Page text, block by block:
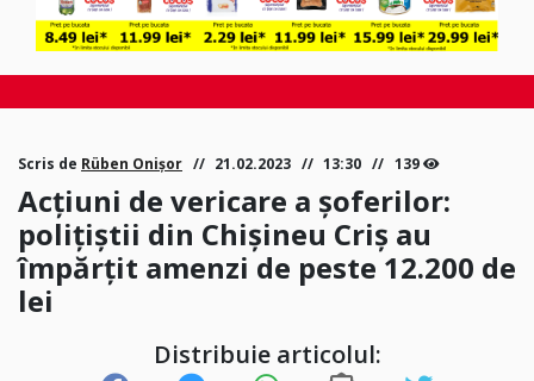
Scris de Rüben Onișor 21.02.2023 13:30 139
Acțiuni de vericare a șoferilor:
polițiștii din Chișineu Criș au
împărțit amenzi de peste 12.200 de
lei
Distribuie articolul: